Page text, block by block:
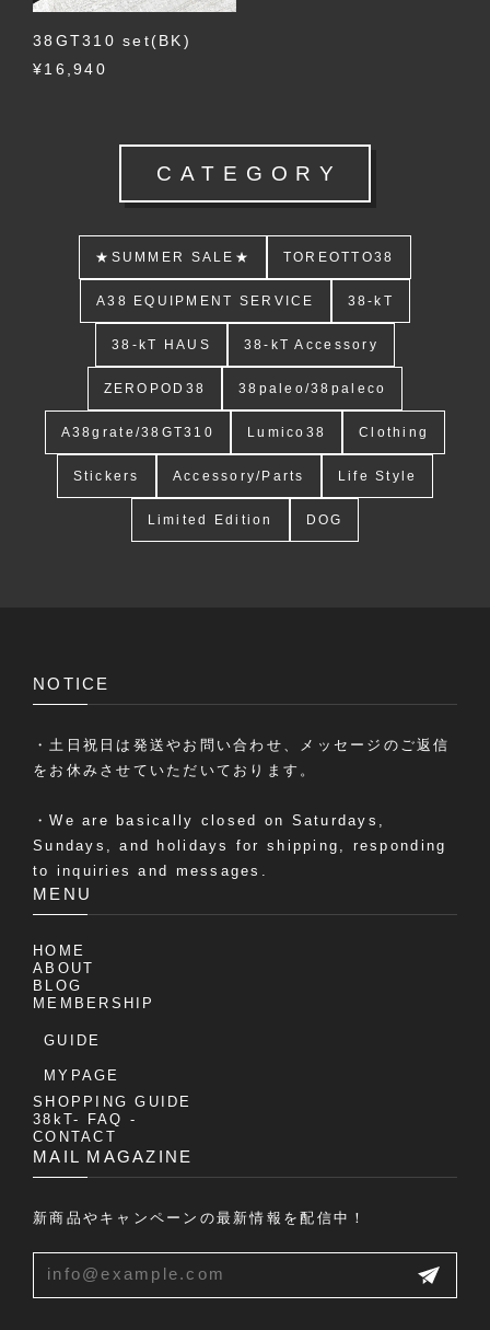
38GT310 set(BK)
¥16,940
CATEGORY
★SUMMER SALE★ TOREOTTO38
A38 EQUIPMENT SERVICE 38-kT
38-kT HAUS 38-kT Accessory
ZEROPOD38 38paleo/38paleco
A38grate/38GT310 Lumico38 Clothing
Stickers Accessory/Parts Life Style
Limited Edition DOG
NOTICE
・土日祝日は発送やお問い合わせ、メッセージのご返信
をお休みさせていただいております。
・We are basically closed on Saturdays,
Sundays, and holidays for shipping, responding
to inquiries and messages.
MENU
HOME
ABOUT
BLOG
MEMBERSHIP
GUIDE
MYPAGE
SHOPPING GUIDE
38kT- FAQ -
CONTACT
MAIL MAGAZINE
新商品やキャンペーンの最新情報を配信中！